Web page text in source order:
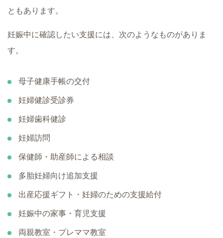
ともあります。
妊娠中に確認したい支援には、次のようなものがありま
す。
母子健康手帳の交付
妊婦健診受診券
妊婦歯科健診
妊婦訪問
保健師・助産師による相談
多胎妊婦向け追加支援
出産応援ギフト・妊婦のための支援給付
妊娠中の家事・育児支援
両親教室・プレママ教室